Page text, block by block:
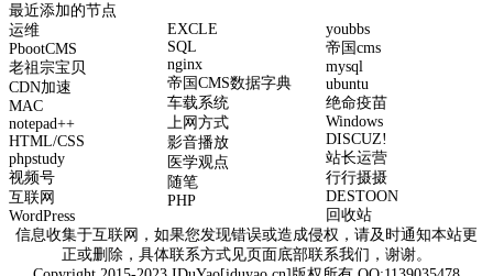
最近添加的节点
运维
PbootCMS
老祖宗宝贝
CDN加速
MAC
notepad++
HTML/CSS
phpstudy
视频号
互联网
WordPress
EXCLE
SQL
nginx
帝国CMS数据字典
车载系统
上网方式
影音播放
医学观点
随笔
PHP
youbbs
帝国cms
mysql
ubuntu
绝命疫苗
Windows
DISCUZ!
站长运营
行行摄摄
DESTOON
回收站
信息收集于互联网，如果您发现错误或造成侵权，请及时通知本站更
正或删除，具体联系方式见页面底部联系我们，谢谢。